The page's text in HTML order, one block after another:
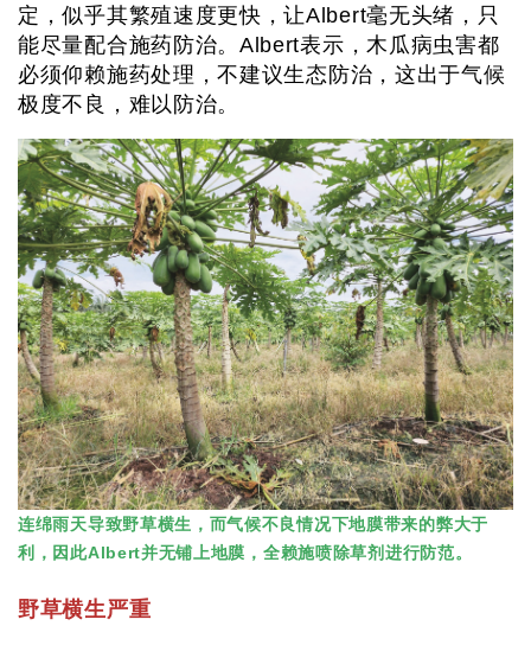
定，似乎其繁殖速度更快，让Albert毫无头绪，只
能尽量配合施药防治。Albert表示，木瓜病虫害都
必须仰赖施药处理，不建议生态防治，这出于气候
极度不良，难以防治。
连绵雨天导致野草横生，而气候不良情况下地膜带来的弊大于
利，因此Albert并无铺上地膜，全赖施喷除草剂进行防范。
野草横生严重